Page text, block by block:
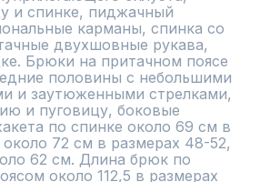
и спинке, пиджачный
карманы, спинка со
двухшовные рукава,
Брюки на притачном поясе
половины с небольшими
и заутюженными стрелками,
и пуговицу, боковые
по спинке около 69 см в
72 см в размерах 48-52,
62 см. Длина брюк по
около 112,5 в размерах